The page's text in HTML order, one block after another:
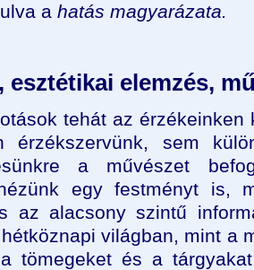
a hatás magyarázata.
esztétikai elemzés,
tehát az érzékeinken
érzékszervünk, sem
a művészet
egy festményt is,
az alacsony szintű
világban, mint a
tömegeket és a